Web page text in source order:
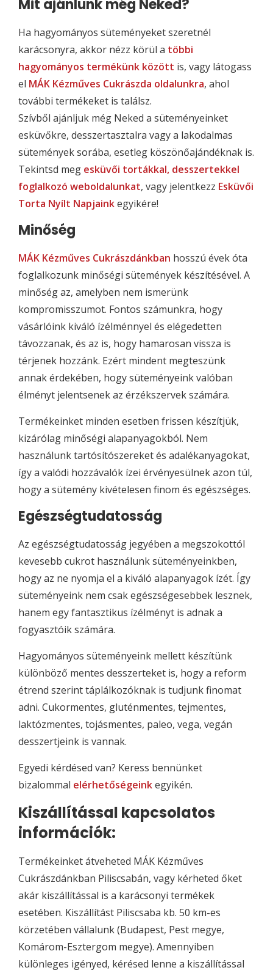
Mit ajánlunk még Neked?
Ha hagyományos süteményeket szeretnél
karácsonyra, akkor nézz körül a többi
hagyományos termékünk között is, vagy látogass
el MÁK Kézműves Cukrászda oldalunkra, ahol
további termékeket is találsz.
Szívből ajánljuk még Neked a süteményeinket
esküvőkre, desszertasztalra vagy a lakodalmas
sütemények sorába, esetleg köszönőajándéknak is.
Tekintsd meg esküvői tortákkal, desszertekkel
foglalkozó weboldalunkat, vagy jelentkezz Esküvői
Torta Nyílt Napjainkegyikére!
Minőség
MÁK Kézműves Cukrászdánkban hosszú évek óta
foglalkozunk minőségi sütemények készítésével. A
minőség az, amelyben nem ismerünk
kompromisszumot. Fontos számunkra, hogy
vásárlóink kiváló ízélménnyel és elégedetten
távozzanak, és az is, hogy hamarosan vissza is
térjenek hozzánk. Ezért mindent megteszünk
annak érdekében, hogy süteményeink valóban
élményt jelentsenek az érzékszervek számára.
Termékeinket minden esetben frissen készítjük,
kizárólag minőségi alapanyagokból. Nem
használunk tartósítószereket és adalékanyagokat,
így a valódi hozzávalók ízei érvényesülnek azon túl,
hogy a sütemény kivételesen finom és egészséges.
Egészségtudatosság
Az egészségtudatosság jegyében a megszokottól
kevesebb cukrot használunk süteményeinkben,
hogy az ne nyomja el a kiváló alapanyagok ízét. Így
süteményeink nem csak egészségesebbek lesznek,
hanem egy fantasztikus ízélményt is adnak a
fogyasztóik számára.
Hagyományos süteményeink mellett készítünk
különböző mentes desszerteket is, hogy a reform
étrend szerint táplálkozóknak is tudjunk finomat
adni. Cukormentes, gluténmentes, tejmentes,
laktózmentes, tojásmentes, paleo, vega, vegán
desszertjeink is vannak.
Egyedi kérdésed van? Keress bennünket
bizalommal elérhetőségeinkegyikén.
Kiszállítással kapcsolatos
információk:
Termékeinket átveheted MÁK Kézműves
Cukrászdánkban Piliscsabán, vagy kérheted őket
akár kiszállítással is a karácsonyi termékek
esetében. Kiszállítást Piliscsaba kb. 50 km-es
körzetében vállalunk (Budapest, Pest megye,
Komárom-Esztergom megye). Amennyiben
különleges igényed, kérésed lenne a kiszállítással